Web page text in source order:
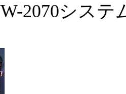
2070システ